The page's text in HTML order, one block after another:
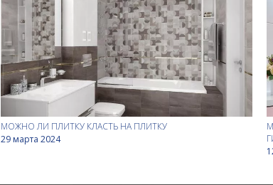
МОЖНО ЛИ ПЛИТКУ КЛАСТЬ НА ПЛИТКУ
29 марта 2024